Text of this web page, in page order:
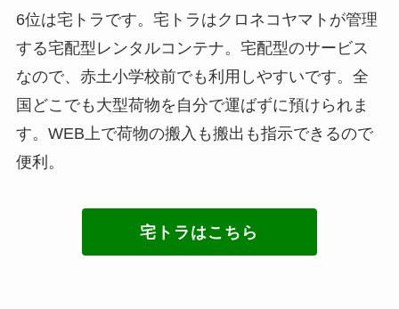
6位は宅トラです。宅トラはクロネコヤマトが管理
する宅配型レンタルコンテナ。宅配型のサービス
なので、赤土小学校前でも利用しやすいです。全
国どこでも大型荷物を自分で運ばずに預けられま
す。WEB上で荷物の搬入も搬出も指示できるので
便利。
宅トラはこちら